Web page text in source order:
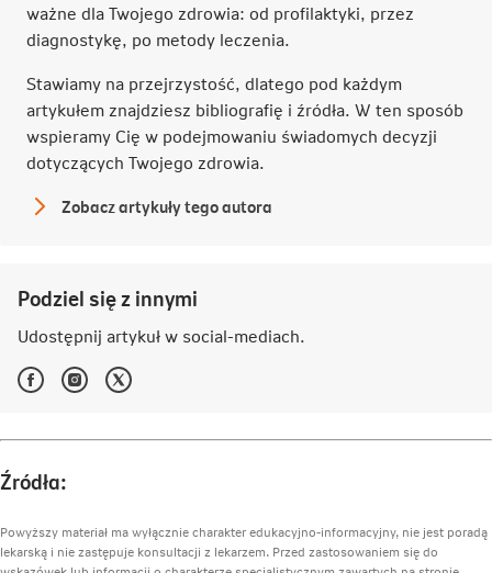
ważne dla Twojego zdrowia: od profilaktyki, przez
diagnostykę, po metody leczenia.
Stawiamy na przejrzystość, dlatego pod każdym
artykułem znajdziesz bibliografię i źródła. W ten sposób
wspieramy Cię w podejmowaniu świadomych decyzji
dotyczących Twojego zdrowia.
Redakcja
Zobacz artykuły tego autora
Podziel się z innymi
Udostępnij artykuł w social-mediach.
Facebook
-
się
nowej
karcie
Instagram
-
się
Twitter
-
się
Źródła:
Powyższy materiał ma wyłącznie charakter edukacyjno-informacyjny, nie jest poradą
lekarską i nie zastępuje konsultacji z lekarzem. Przed zastosowaniem się do